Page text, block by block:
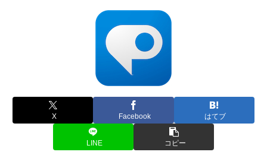
X Facebook はてブ
LINE コピー